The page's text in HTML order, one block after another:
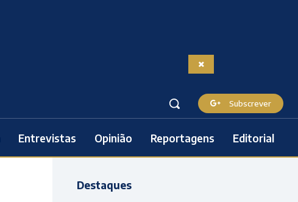
Subscrever
Entrevistas Opinião Reportagens Editorial
Destaques